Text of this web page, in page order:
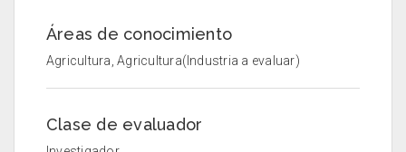
Áreas de conocimiento
Agricultura, Agricultura(Industria a evaluar)
Clase de evaluador